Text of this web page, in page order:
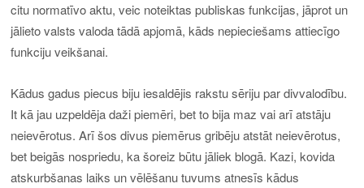
citu normatīvo aktu, veic noteiktas publiskas funkcijas, jāprot un
jālieto valsts valoda tādā apjomā, kāds nepieciešams attiecīgo
funkciju veikšanai.
Kādus gadus piecus biju iesaldējis rakstu sēriju par divvalodību.
It kā jau uzpeldēja daži piemēri, bet to bija maz vai arī atstāju
neievērotus. Arī šos divus piemērus gribēju atstāt neievērotus,
bet beigās nospriedu, ka šoreiz būtu jāliek blogā. Kazi, kovida
atskurbšanas laiks un vēlēšanu tuvums atnesīs kādus